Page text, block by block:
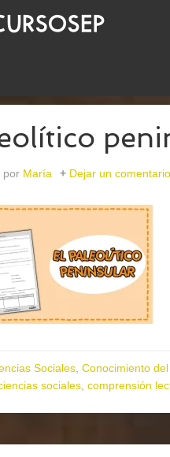
por María Dejar un comentario
Sociales Conocimiento
sociales comprensión